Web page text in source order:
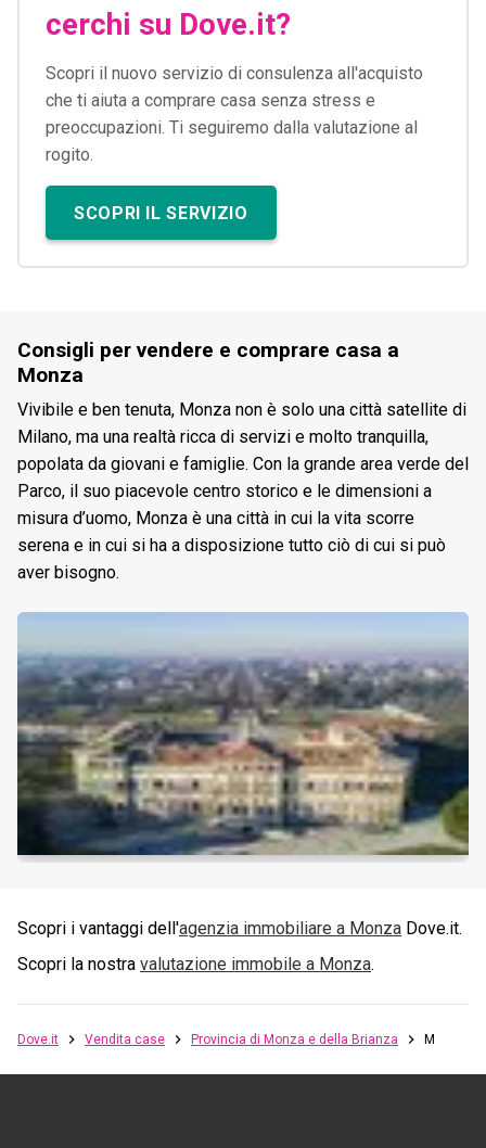
cerchi su Dove.it?
Scopri il nuovo servizio di consulenza all'acquisto
che ti aiuta a comprare casa senza stress e
preoccupazioni. Ti seguiremo dalla valutazione al
rogito.
SCOPRI IL SERVIZIO
Consigli per vendere e comprare casa a
Monza
Vivibile e ben tenuta, Monza non è solo una città satellite di
Milano, ma una realtà ricca di servizi e molto tranquilla,
popolata da giovani e famiglie. Con la grande area verde del
Parco, il suo piacevole centro storico e le dimensioni a
misura d’uomo, Monza è una città in cui la vita scorre
serena e in cui si ha a disposizione tutto ciò di cui si può
aver bisogno.
Scopri i vantaggi dell'agenzia immobiliare a Monza Dove.it.
Scopri la nostra valutazione immobile a Monza.
Dove.it Vendita case Provincia di Monza e della Brianza Monza